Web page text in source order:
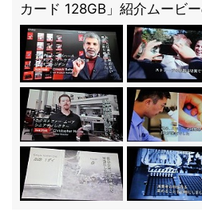
カード 128GB」紹介ムービ